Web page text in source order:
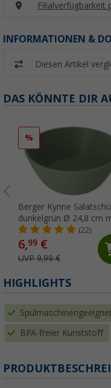
Filialverfügbarkeit
INFORMATIONEN &
Diesen Artikel
DAS KÖNNTE DIR
%
Berger Kynne
dunkelgrün Ø 24,8 cm
& match
(22)
6,99 €
UVP 9,99 €
HIGHLIGHTS
Spülmaschinengeeignet
BPA-freier Kunststoff